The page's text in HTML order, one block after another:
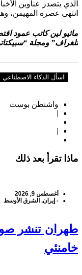
الذي يتصدر عناوين
انتهى عصره المهيمن،
ماثيو لين كاتب عمود
تلغراف” ومجلة
اسأل الذكاء
واشنطن بوست
|
|
ماذا تقرأ بعد ذلك
أغسطس 9, 2026
- إيران, الشرق الأوسط
طهران تنشر
خامنئي